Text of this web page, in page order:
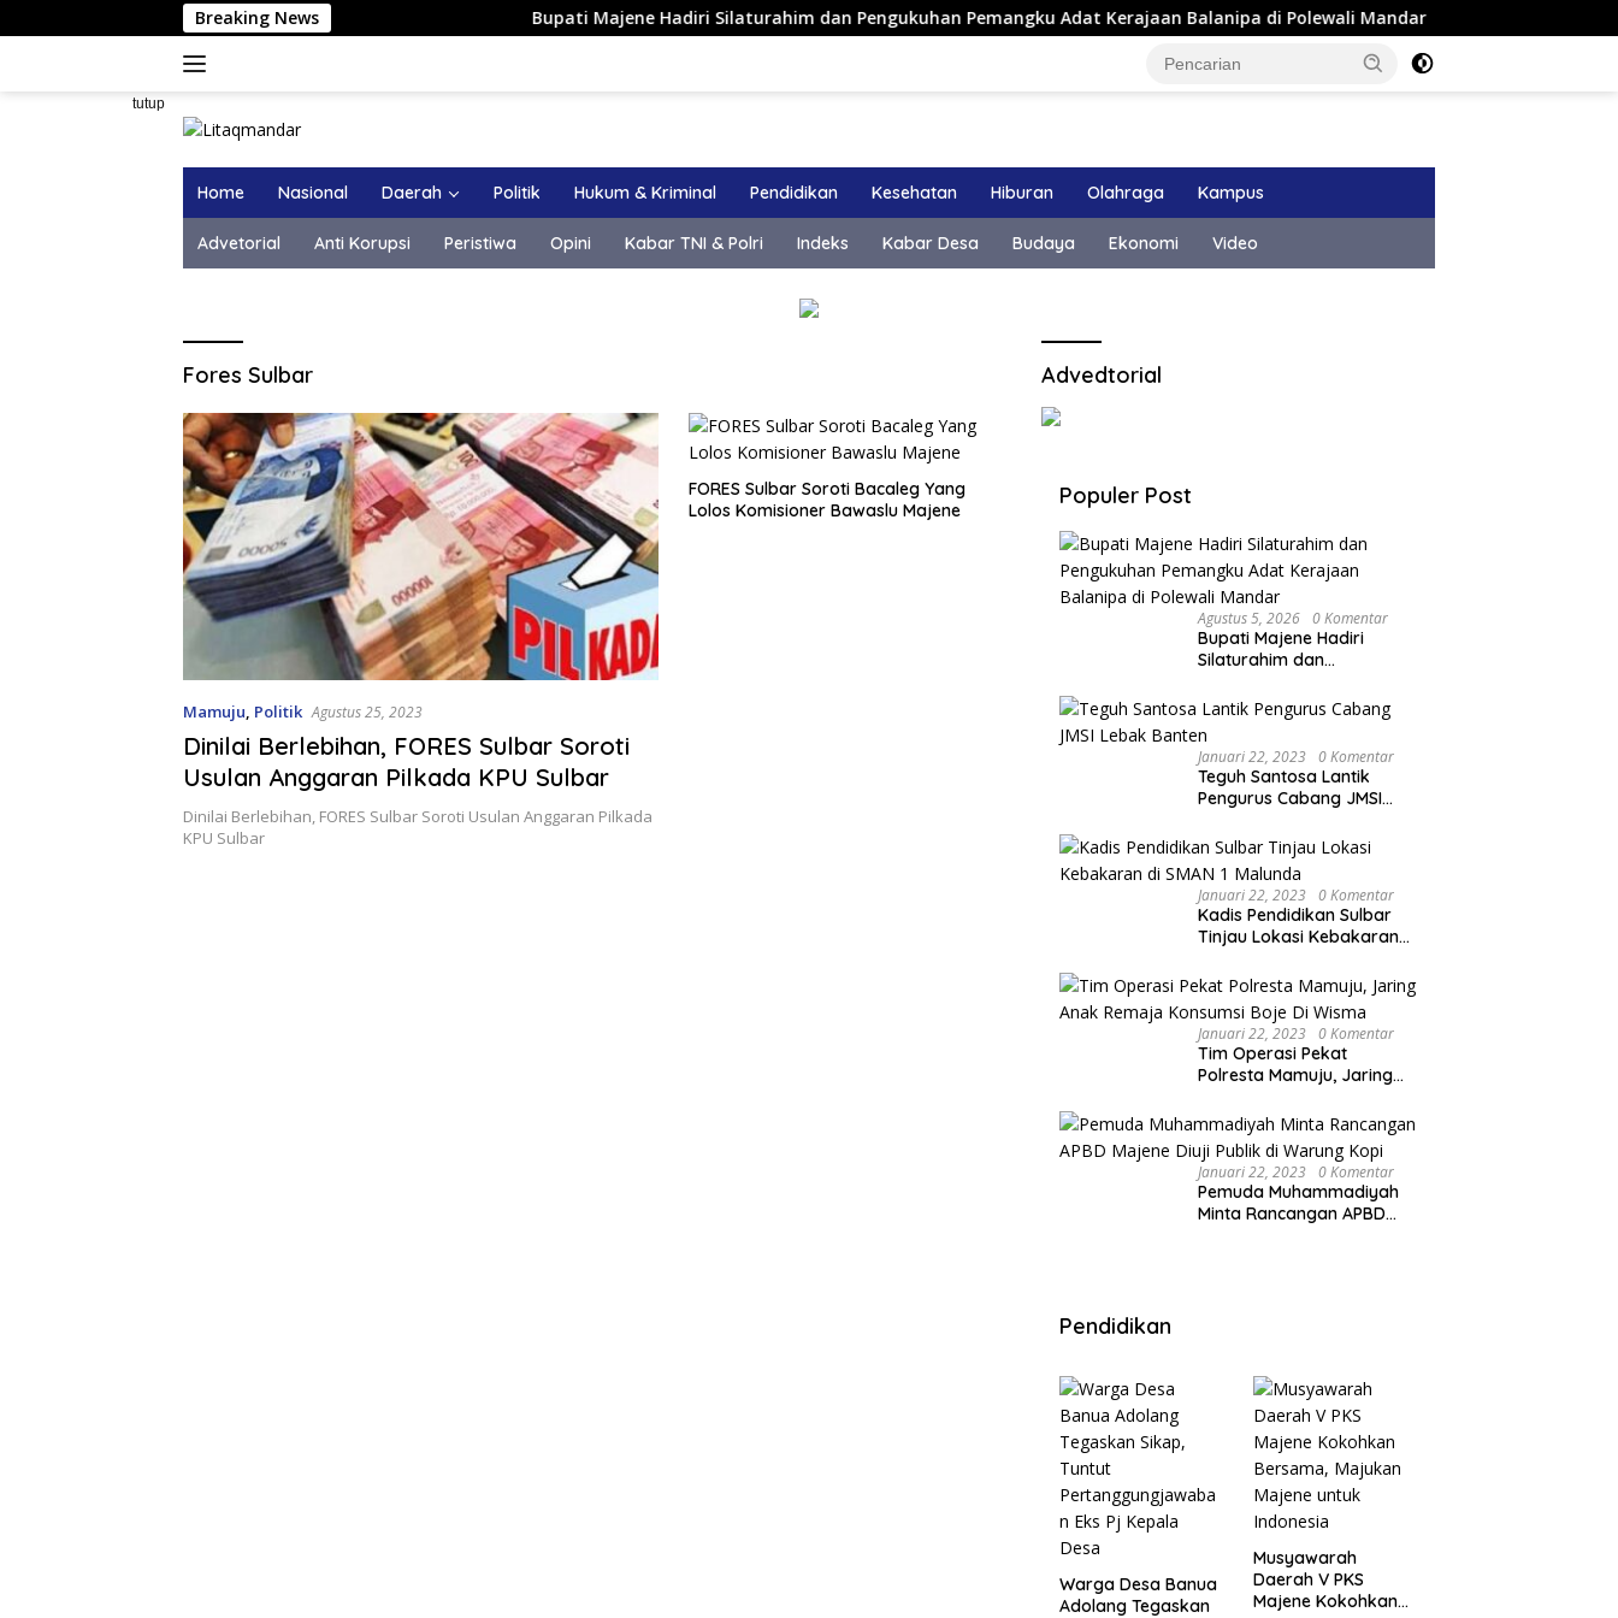
ke
Breaking News Bupati Majene Hadiri Silaturahim dan Pengukuhan Pemangku Adat Kerajaan Balanipa di Polewali Mandar
tutup
Home Nasional Daerah Politik Hukum & Kriminal Pendidikan Kesehatan Hiburan Olahraga Kampus
Advetorial Anti Korupsi Peristiwa Opini Kabar TNI & Polri Indeks Kabar Desa Budaya Ekonomi Video
Fores Sulbar
Mamuju, Politik Agustus 25, 2023
Dinilai Berlebihan, FORES Sulbar Soroti
Usulan Anggaran Pilkada KPU Sulbar
Dinilai Berlebihan, FORES Sulbar Soroti Usulan Anggaran Pilkada
KPU Sulbar
FORES Sulbar Soroti Bacaleg Yang
Lolos Komisioner Bawaslu Majene
Advedtorial
Populer Post
Agustus 5, 2026 0 Komentar
Bupati Majene Hadiri
Silaturahim dan
Adat Kerajaan Balanipa di
Polewali Mandar
Januari 22, 2023 0 Komentar
Teguh Santosa Lantik
Pengurus Cabang JMSI
Januari 22, 2023 0 Komentar
Kadis Pendidikan Sulbar
Tinjau Lokasi Kebakaran
Januari 22, 2023 0 Komentar
Tim Operasi Pekat
Polresta Mamuju, Jaring
Boje Di Wisma
Januari 22, 2023 0 Komentar
Pemuda Muhammadiyah
Minta Rancangan APBD
Pendidikan
Warga Desa Banua
Adolang Tegaskan
Musyawarah
Daerah V PKS
Majene Kokohkan